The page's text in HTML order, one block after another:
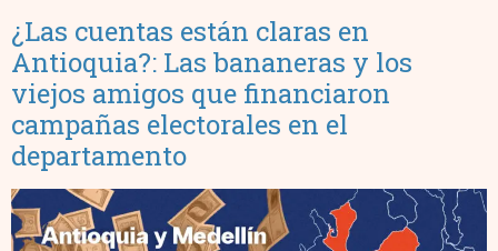
¿Las cuentas están claras en
Antioquia?: Las bananeras y los
viejos amigos que financiaron
campañas electorales en el
departamento